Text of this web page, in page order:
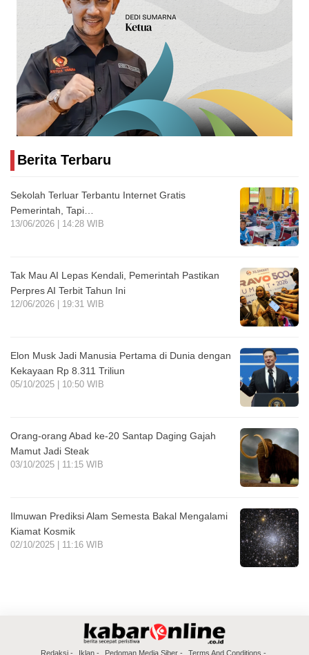
Berita Terbaru
Sekolah Terluar Terbantu Internet Gratis
Pemerintah, Tapi…
13/06/2026 | 14:28 WIB
Tak Mau AI Lepas Kendali, Pemerintah Pastikan
Perpres AI Terbit Tahun Ini
12/06/2026 | 19:31 WIB
Elon Musk Jadi Manusia Pertama di Dunia dengan
Kekayaan Rp 8.311 Triliun
05/10/2025 | 10:50 WIB
Orang-orang Abad ke-20 Santap Daging Gajah
Mamut Jadi Steak
03/10/2025 | 11:15 WIB
Ilmuwan Prediksi Alam Semesta Bakal Mengalami
Kiamat Kosmik
02/10/2025 | 11:16 WIB
Redaksi Iklan Pedoman Media Siber Terms And Conditions